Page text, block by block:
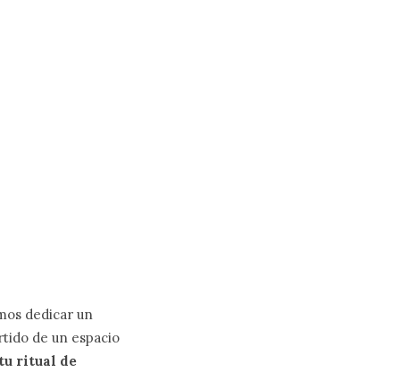
dedicar un
de un espacio
ritual de